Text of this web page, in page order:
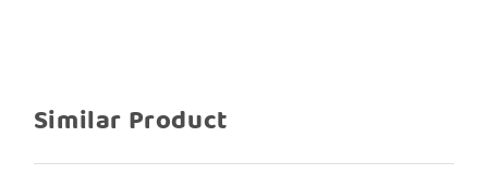
Similar Product